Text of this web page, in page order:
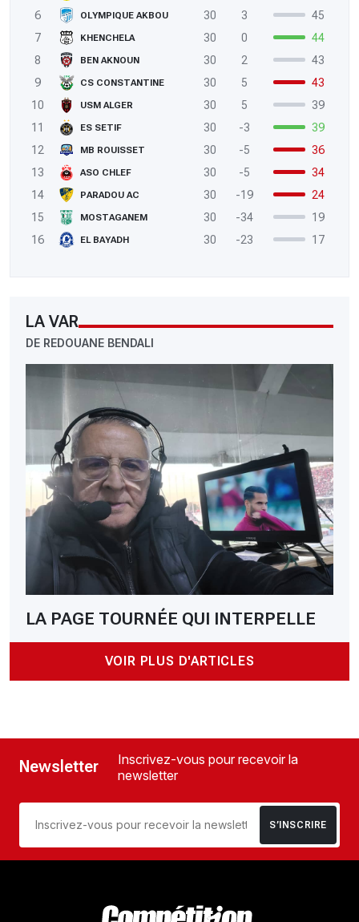
6 OLYMPIQUE AKBOU 30 3
45
7
KHENCHELA 30 0
44
8
BEN AKNOUN 30 2
43
9
CS CONSTANTINE 30 5
43
10
USM ALGER 30 5
39
11
ES SETIF 30 -3
39
12
MB ROUISSET 30 -5
36
13
ASO CHLEF 30 -5
34
14
PARADOU AC 30 -19
24
15
MOSTAGANEM 30 -34
19
16
EL BAYADH 30 -23 17
LA VAR
DE REDOUANE BENDALI
LA PAGE TOURNÉE QUI INTERPELLE
VOIR PLUS D'ARTICLES
Newsletter
Inscrivez-vous pour recevoir la
newsletter
S’INSCRIRE